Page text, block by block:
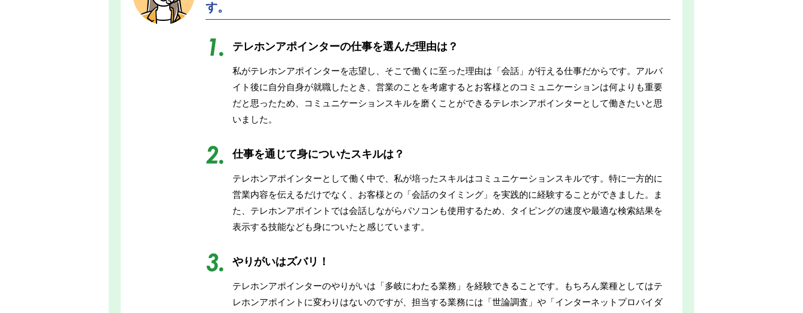
す。
テレホンアポインターの仕事を選んだ理由は？
私がテレホンアポインターを志望し、そこで働くに至った理由は「会話」が行える仕事だからです。アルバ
イト後に自分自身が就職したとき、営業のことを考慮するとお客様とのコミュニケーションは何よりも重要
だと思ったため、コミュニケーションスキルを磨くことができるテレホンアポインターとして働きたいと思
いました。
仕事を通じて身についたスキルは？
テレホンアポインターとして働く中で、私が培ったスキルはコミュニケーションスキルです。特に一方的に
営業内容を伝えるだけでなく、お客様との「会話のタイミング」を実践的に経験することができました。ま
た、テレホンアポイントでは会話しながらパソコンも使用するため、タイピングの速度や最適な検索結果を
表示する技能なども身についたと感じています。
やりがいはズバリ！
テレホンアポインターのやりがいは「多岐にわたる業務」を経験できることです。もちろん業種としてはテ
レホンアポイントに変わりはないのですが、担当する業務には「世論調査」や「インターネットプロバイダ